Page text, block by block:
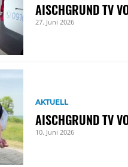
AISCHGRUND TV
27. Juni 2026
AKTUELL
AISCHGRUND TV
10. Juni 2026